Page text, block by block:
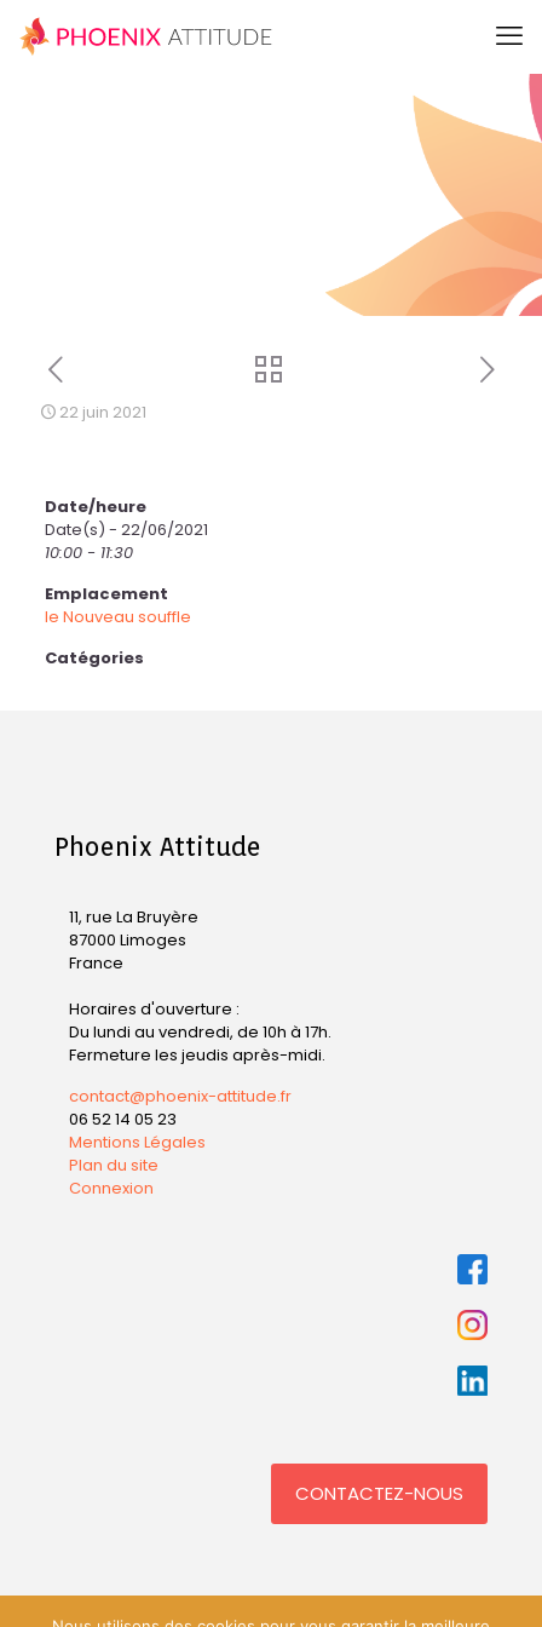
22 juin 2021
Date/heure
Date(s) - 22/06/2021
10:00 - 11:30
Emplacement
le Nouveau souffle
Catégories
Phoenix Attitude
11, rue La Bruyère
87000 Limoges
France
Horaires d'ouverture :
Du lundi au vendredi, de 10h à 17h.
Fermeture les jeudis après-midi.
contact@phoenix-attitude.fr
06 52 14 05 23
Mentions Légales
Plan du site
Connexion
CONTACTEZ-NOUS